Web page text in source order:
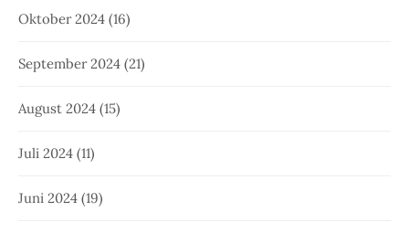
Oktober 2024 (16)
September 2024 (21)
August 2024 (15)
Juli 2024 (11)
Juni 2024 (19)